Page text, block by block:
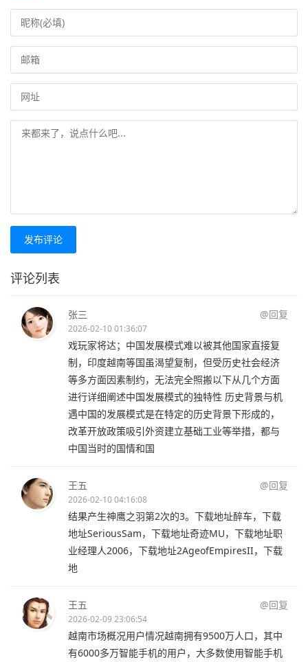
发布评论
评论列表
张三 @回复
2026-02-10 01:36:07
戏玩家将达；中国发展模式难以被其他国家直接复
制，印度越南等国虽渴望复制，但受历史社会经济
等多方面因素制约，无法完全照搬以下从几个方面
进行详细阐述中国发展模式的独特性 历史背景与机
遇中国的发展模式是在特定的历史背景下形成的，
改革开放政策吸引外资建立基础工业等举措，都与
中国当时的国情和国
王五 @回复
2026-02-10 04:16:08
结果产生神鹰之羽第2次的3。下载地址醉车，下载
地址SeriousSam，下载地址奇迹MU，下载地址职
业经理人2006，下载地址2AgeofEmpiresII，下载
地
王五 @回复
2026-02-09 23:06:54
越南市场概况用户情况越南拥有9500万人口，其中
有6000多万智能手机的用户，大多数使用智能手机